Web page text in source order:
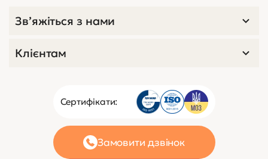
Сертифікати:
Замовити дзвінок
Зв’яжіться з нами
Клієнтам